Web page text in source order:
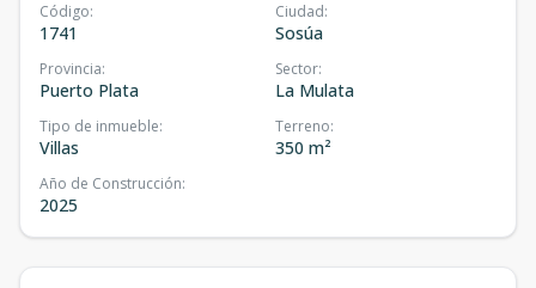
Código:
1741
Ciudad:
Sosúa
Provincia:
Puerto Plata
Sector:
La Mulata
Tipo de inmueble:
Villas
Terreno:
350 m²
Año de Construcción:
2025